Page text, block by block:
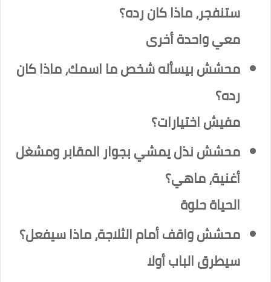
ستنفجر، ماذا كان رده؟
معي واحدة أخرى
محشش بيسأله شخص ما اسمك، ماذا كان
رده؟
مفيش اختيارات؟
محشش نذل يمشي بجوار المقابر ومشغل
أغنية، ماهي؟
الحياة حلوة
محشش واقف أمام الثلاجة، ماذا سيفعل؟
سيطرق الباب أولا